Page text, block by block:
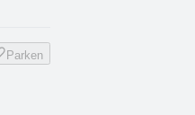
Parken